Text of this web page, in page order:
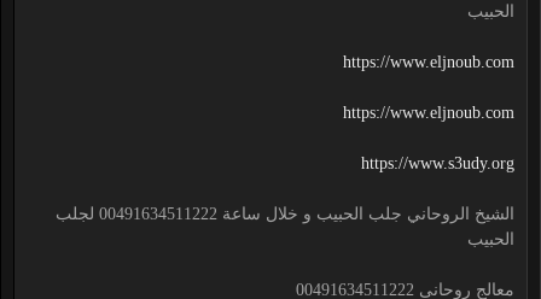
الحبيب
https://www.eljnoub.com
https://www.eljnoub.com
https://www.s3udy.org
الشيخ الروحاني جلب الحبيب و خلال ساعة 00491634511222 لجلب
الحبيب
معالج روحانى 00491634511222